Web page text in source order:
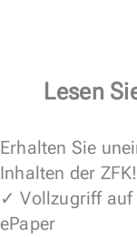
Lesen
Erhalten Sie
Inhalten der ZFK!
✓ Vollzugriff auf
ePaper